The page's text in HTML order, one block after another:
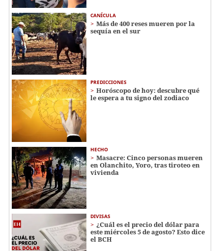
CANÍCULA
Más de 400 reses mueren por la
sequía en el sur
PREDICCIONES
Horóscopo de hoy: descubre qué
le espera a tu signo del zodiaco
HECHO
Masacre: Cinco personas mueren
en Olanchito, Yoro, tras tiroteo en
vivienda
DIVISAS
¿Cuál es el precio del dólar para
este miércoles 5 de agosto? Esto dice
el BCH